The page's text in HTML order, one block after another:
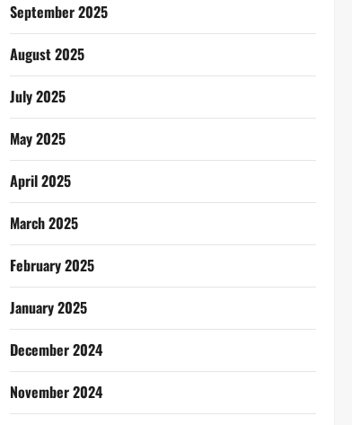
September 2025
August 2025
July 2025
May 2025
April 2025
March 2025
February 2025
January 2025
December 2024
November 2024